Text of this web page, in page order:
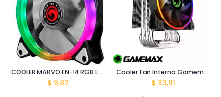
COOLER MARVO FN-14 RGB LED INTERNO P/ PC
$ 9,82
Cooler Fan Interno Gamemax Gamma 500 Rainbow
$ 33,91